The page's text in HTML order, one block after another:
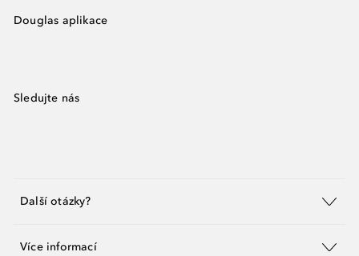
Douglas aplikace
Sledujte nás
Další otázky?
Více informací